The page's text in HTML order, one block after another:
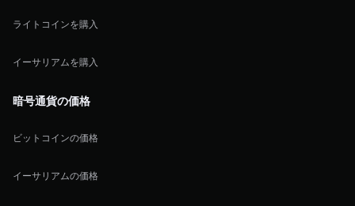
ライトコインを購入
イーサリアムを購入
暗号通貨の価格
ビットコインの価格
イーサリアムの価格